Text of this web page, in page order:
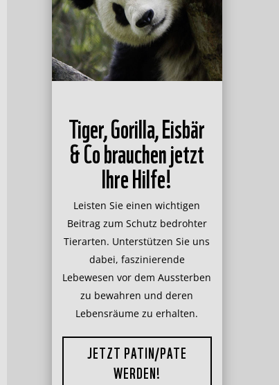
Tiger, Gorilla, Eisbär
& Co brauchen jetzt
Ihre Hilfe!
Leisten Sie einen wichtigen
Beitrag zum Schutz bedrohter
Tierarten. Unterstützen Sie uns
dabei, faszinierende
Lebewesen vor dem Aussterben
zu bewahren und deren
Lebensräume zu erhalten.
JETZT PATIN/PATE
WERDEN!